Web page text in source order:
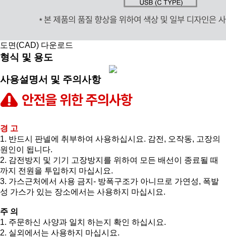
도면(CAD) 다운로드
형식 및 용도
사용설명서 및 주의사항
경 고
1. 반드시 판넬에 취부하여 사용하십시요. 감전, 오작동, 고장의
원인이 됩니다.
2. 감전방지 및 기기 고장방지를 위하여 모든 배선이 종료될 때
까지 전원을 투입하지 마십시요.
3. 가스근처에서 사용 금지- 방폭구조가 아니므로 가연성, 폭발
성 가스가 있는 장소에서는 사용하지 마십시요.
주 의
1. 주문하신 사양과 일치 하는지 확인 하십시요.
2. 실외에서는 사용하지 마십시요.